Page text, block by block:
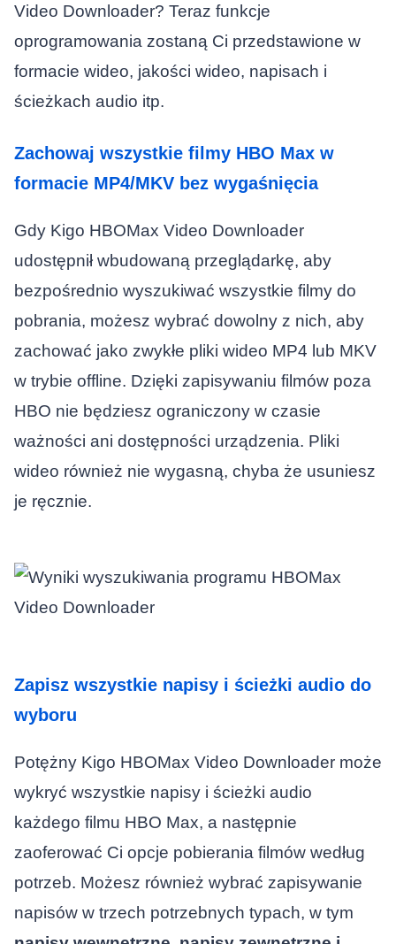
Video Downloader? Teraz funkcje
oprogramowania zostaną Ci przedstawione w
formacie wideo, jakości wideo, napisach i
ścieżkach audio itp.
Zachowaj wszystkie filmy HBO Max w
formacie MP4/MKV bez wygaśnięcia
Gdy Kigo HBOMax Video Downloader
udostępnił wbudowaną przeglądarkę, aby
bezpośrednio wyszukiwać wszystkie filmy do
pobrania, możesz wybrać dowolny z nich, aby
zachować jako zwykłe pliki wideo MP4 lub MKV
w trybie offline. Dzięki zapisywaniu filmów poza
HBO nie będziesz ograniczony w czasie
ważności ani dostępności urządzenia. Pliki
wideo również nie wygasną, chyba że usuniesz
je ręcznie.
Zapisz wszystkie napisy i ścieżki audio do
wyboru
Potężny Kigo HBOMax Video Downloader może
wykryć wszystkie napisy i ścieżki audio
każdego filmu HBO Max, a następnie
zaoferować Ci opcje pobierania filmów według
potrzeb. Możesz również wybrać zapisywanie
napisów w trzech potrzebnych typach, w tym